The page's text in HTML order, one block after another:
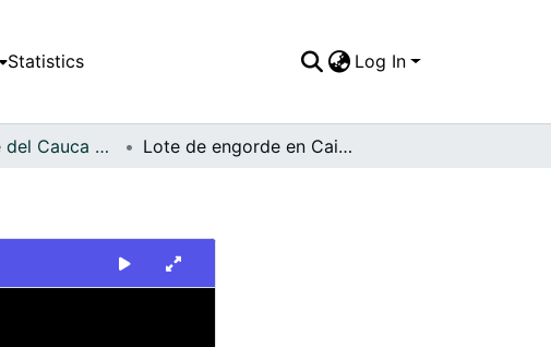
Statistics Log In
FFDO - Valle del Cauca - Patrimonial Lote de engorde en Caicedonia